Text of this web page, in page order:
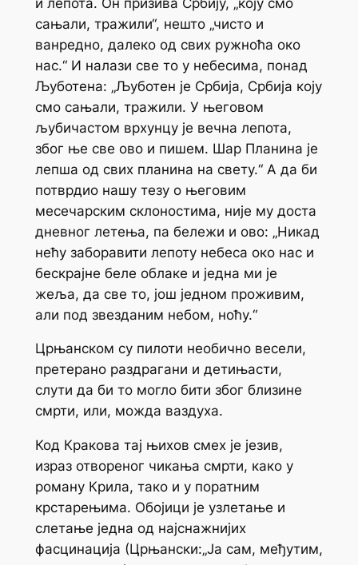
сањали, тражили“, нешто „чисто и
ванредно, далеко од свих ружноћа око
нас.“ И налази све то у небесима, понад
Љуботена: „Љуботен је Србија, Србија коју
смо сањали, тражили. У његовом
љубичастом врхунцу је вечна лепота,
због ње све ово и пишем. Шар Планина је
лепша од свих планина на свету.“ А да би
потврдио нашу тезу о његовим
месечарским склоностима, није му доста
дневног летења, па бележи и ово: „Никад
нећу заборавити лепоту небеса око нас и
бескрајне беле облаке и једна ми је
жеља, да све то, још једном проживим,
али под звезданим небом, ноћу.“
Црњанском су пилоти необично весели,
претерано раздрагани и детињасти,
слути да би то могло бити због близине
смрти, или, можда ваздуха.
Код Кракова тај њихов смех је језив,
израз отвореног чикања смрти, како у
роману Крила, тако и у поратним
крстарењима. Обојици је узлетање и
слетање једна од најснажнијих
фасцинација (Црњански:„Ја сам, међутим,